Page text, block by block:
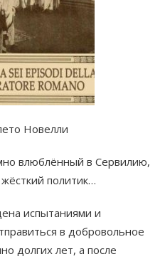
Новелли
влюблённый в Сервилию,
политик…
испытаниями и
в добровольное
долгих лет, а после